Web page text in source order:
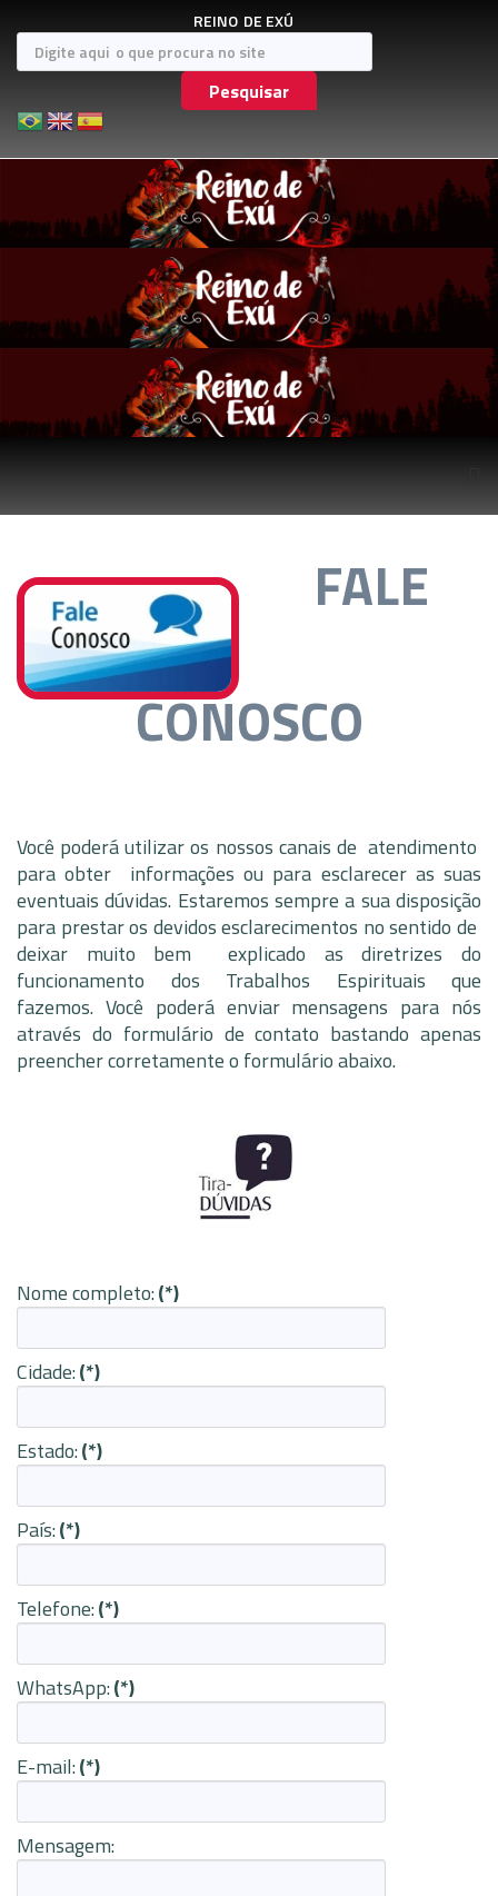
REINO DE EXÚ
Pesquisar
FALE
CONOSCO
Você poderá utilizar os nossos canais de atendimento
para obter informações ou para esclarecer as suas
eventuais dúvidas. Estaremos sempre a sua disposição
para prestar os devidos esclarecimentos no sentido de
deixar muito bem explicado as diretrizes do
funcionamento dos Trabalhos Espirituais que
fazemos. Você poderá enviar mensagens para nós
através do formulário de contato bastando apenas
preencher corretamente o formulário abaixo.
Nome completo:(*)
Cidade:(*)
Estado:(*)
País:(*)
Telefone:(*)
WhatsApp:(*)
E-mail:(*)
Mensagem: